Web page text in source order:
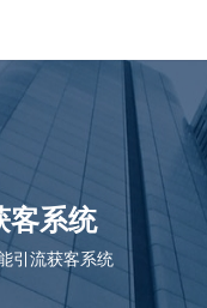
客系统
引流获客系统